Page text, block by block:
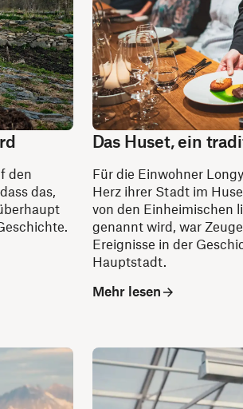
den
das,
Das Huset, ein
Für die Einwohner
Herz ihrer Stadt im
von den Einheimischen
genannt wird, war
Ereignisse in der
Hauptstadt.
Mehr lesen